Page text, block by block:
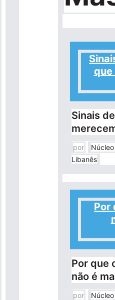
que
Sinais
por
Libanês
Por
Por que
não é
por